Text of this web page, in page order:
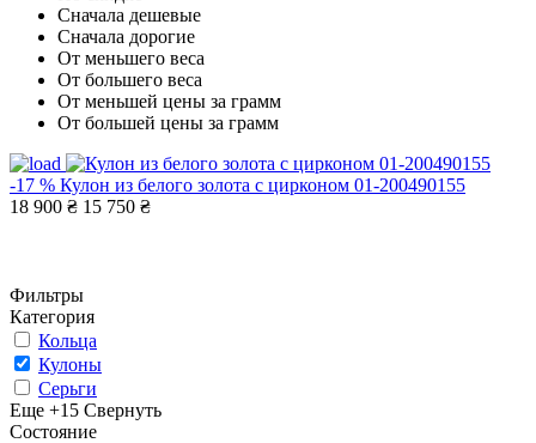
Сначала дешевые
Сначала дорогие
От меньшего веса
От большего веса
От меньшей цены за грамм
От большей цены за грамм
-17 % Кулон из белого золота с цирконом 01-200490155
18 900 ₴ 15 750 ₴
Фильтры
Категория
Кольца
Кулоны
Серьги
Еще +15 Свернуть
Состояние